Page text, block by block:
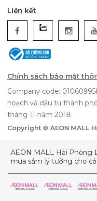
Liên kết
Chính sách bảo mật
Company code:
hoạch và đầu tư thành
tháng 11 năm 2018
Copyright © AEON MALL
AEON MALL Hải Phòng
mua sắm lý tưởng cho